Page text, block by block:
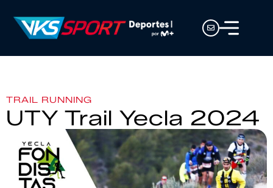
TRAIL RUNNING
UTY Trail Yecla 2024